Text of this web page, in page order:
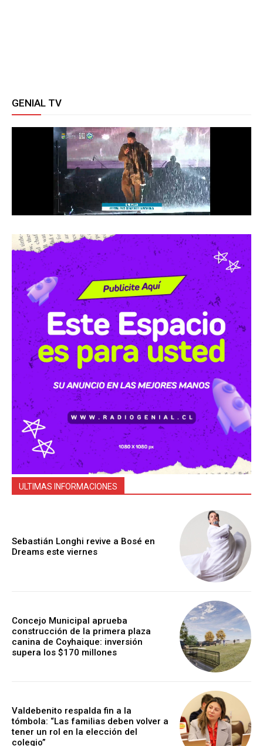
GENIAL TV
ULTIMAS INFORMACIONES
Sebastián Longhi revive a Bosé en
Dreams este viernes
Concejo Municipal aprueba
construcción de la primera plaza
canina de Coyhaique: inversión
supera los $170 millones
Valdebenito respalda fin a la
tómbola: “Las familias deben volver a
tener un rol en la elección del
colegio”